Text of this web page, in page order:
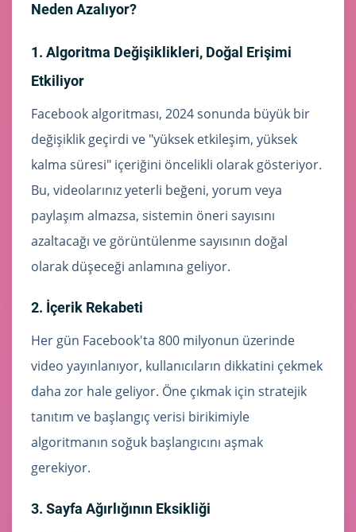
Neden Azalıyor?
1. Algoritma Değişiklikleri, Doğal Erişimi
Etkiliyor
Facebook algoritması, 2024 sonunda büyük bir
değişiklik geçirdi ve "yüksek etkileşim, yüksek
kalma süresi" içeriğini öncelikli olarak gösteriyor.
Bu, videolarınız yeterli beğeni, yorum veya
paylaşım almazsa, sistemin öneri sayısını
azaltacağı ve görüntülenme sayısının doğal
olarak düşeceği anlamına geliyor.
2. İçerik Rekabeti
Her gün Facebook'ta 800 milyonun üzerinde
video yayınlanıyor, kullanıcıların dikkatini çekmek
daha zor hale geliyor. Öne çıkmak için stratejik
tanıtım ve başlangıç verisi birikimiyle
algoritmanın soğuk başlangıcını aşmak
gerekiyor.
3. Sayfa Ağırlığının Eksikliği